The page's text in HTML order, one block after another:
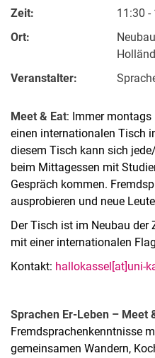
Zeit:
11:30 -
Ort:
Veranstalter:
Meet & Eat: Immer
einen internationalen Tisch
diesem Tisch kann sich
beim Mittagessen mit
Gespräch kommen.
ausprobieren und neue
Der Tisch ist im Neubau der
mit einer internationalen
Kontakt: hallokassel[at]uni-
Spra­chen Er-Le­­ben – Meet
Fremdsprachenkenntnisse
ge­mein­sa­men Wan­dern,